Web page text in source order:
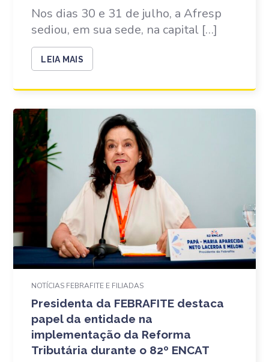
Nos dias 30 e 31 de julho, a Afresp
sediou, em sua sede, na capital […]
LEIA MAIS
NOTÍCIAS FEBRAFITE E FILIADAS
Presidenta da FEBRAFITE destaca
papel da entidade na
implementação da Reforma
Tributária durante o 82º ENCAT